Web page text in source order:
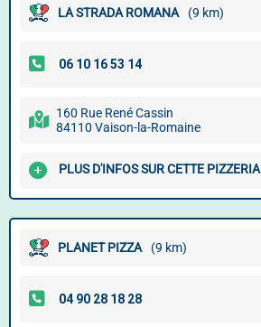
LA STRADA ROMANA (9 km)
160 Rue René Cassin
84110 Vaison-la-Romaine
PLUS D'INFOS SUR CETTE PIZZERIA
PLANET PIZZA (9 km)